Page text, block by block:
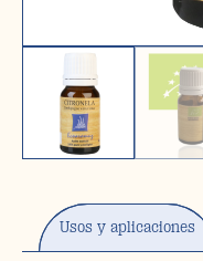
Usos y aplicaciones